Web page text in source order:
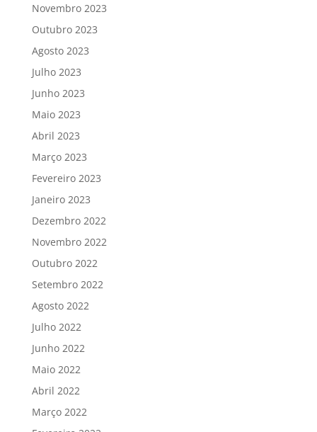
Novembro 2023
Outubro 2023
Agosto 2023
Julho 2023
Junho 2023
Maio 2023
Abril 2023
Março 2023
Fevereiro 2023
Janeiro 2023
Dezembro 2022
Novembro 2022
Outubro 2022
Setembro 2022
Agosto 2022
Julho 2022
Junho 2022
Maio 2022
Abril 2022
Março 2022